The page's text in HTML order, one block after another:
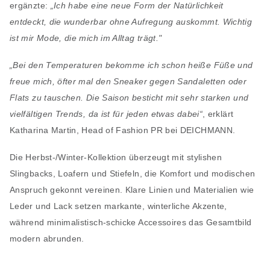
ergänzte:
„Ich habe eine neue Form der Natürlichkeit
entdeckt, die wunderbar ohne Aufregung auskommt. Wichtig
ist mir Mode, die mich im Alltag trägt."
„Bei den Temperaturen bekomme ich schon heiße Füße und
freue mich, öfter mal den Sneaker gegen Sandaletten oder
Flats zu tauschen. Die Saison besticht mit sehr starken und
vielfältigen Trends, da ist für jeden etwas dabei“ , erklärt
Katharina Martin, Head of Fashion PR bei DEICHMANN.
Die Herbst-/Winter-Kollektion überzeugt mit stylishen
Slingbacks, Loafern und Stiefeln, die Komfort und modischen
Anspruch gekonnt vereinen. Klare Linien und Materialien wie
Leder und Lack setzen markante, winterliche Akzente,
während minimalistisch-schicke Accessoires das Gesamtbild
modern abrunden.